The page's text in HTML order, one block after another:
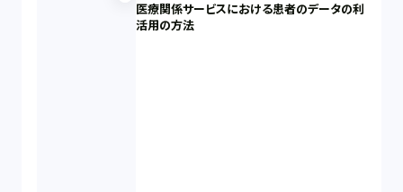
医療関係サービスにおける患者のデータの利
活用の方法